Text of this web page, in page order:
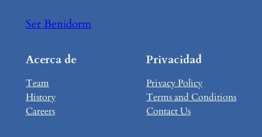
Ser Benidorm
Acerca de
Team
History
Careers
Privacidad
Privacy Policy
Terms and Conditions
Contact Us